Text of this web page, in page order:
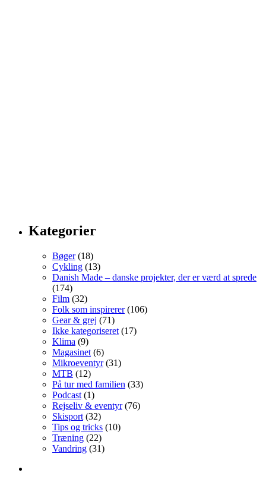
Kategorier
Bøger(18)
Cykling (13)
Danish Made – danske projekter, der er værd at sprede
(174)
Film (32)
Folk som inspirerer(106)
Gear & grej (71)
Ikke kategoriseret (17)
Klima (9)
Magasinet (6)
Mikroeventyr(31)
MTB (12)
På tur med familien (33)
Podcast (1)
Rejseliv & eventyr(76)
Skisport (32)
Tips og tricks (10)
Træning (22)
Vandring (31)